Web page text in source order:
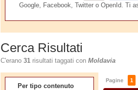
Google, Facebook, Twitter o OpenId. Ti
Cerca Risultati
C'erano 31 risultati taggati con Moldavia
Per tipo contenuto
Pagine 1